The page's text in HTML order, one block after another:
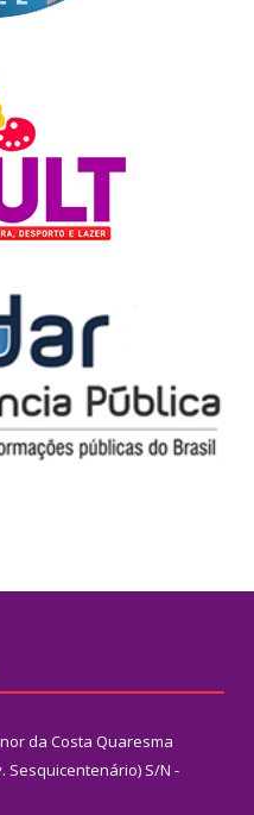
da Costa Quaresma
Sesquicentenário) S/N -